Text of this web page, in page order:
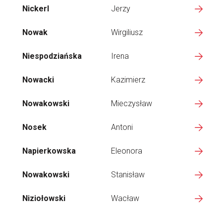
Nickerl Jerzy
Nowak Wirgiliusz
Niespodziańska Irena
Nowacki Kazimierz
Nowakowski Mieczysław
Nosek Antoni
Napierkowska Eleonora
Nowakowski Stanisław
Niziołowski Wacław